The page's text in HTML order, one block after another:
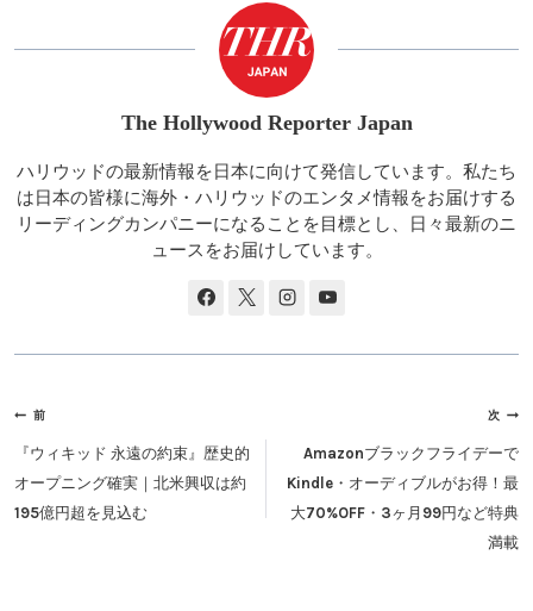
The Hollywood Reporter Japan
ハリウッドの最新情報を日本に向けて発信しています。私たち
は日本の皆様に海外・ハリウッドのエンタメ情報をお届けする
リーディングカンパニーになることを目標とし、日々最新のニ
ュースをお届けしています。
投
稿
ナ
ビ
前
『ウィキッド 永遠の約束』歴史的
オープニング確実｜北米興収は約
195億円超を見込む
次
Amazonブラックフライデーで
Kindle・オーディブルがお得！最
大70%OFF・3ヶ月99円など特典
満載